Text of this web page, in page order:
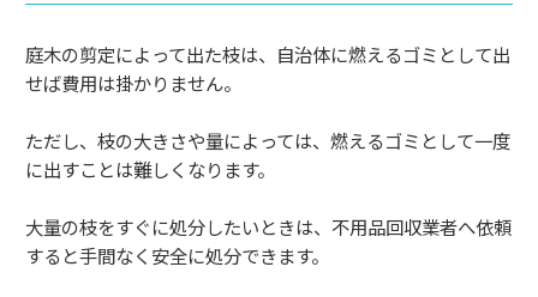
庭木の剪定によって出た枝は、自治体に燃えるゴミとして出
せば費用は掛かりません。
ただし、枝の大きさや量によっては、燃えるゴミとして一度
に出すことは難しくなります。
大量の枝をすぐに処分したいときは、不用品回収業者へ依頼
すると手間なく安全に処分できます。